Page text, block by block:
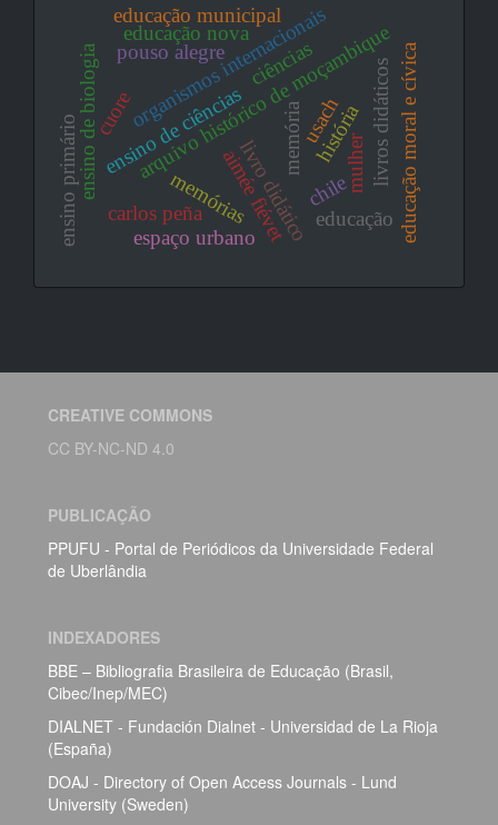
arquivo histórico de moçambique
história
memória
ensino de ciências
ensino de biologia livros didáticos
organismos internacionais
educação municipal
educação moral e cívica
livro didático
aimée fiévet mulher
ensino primário
educação nova
ciências
pouso alegre
memórias
carlos peña
chile
usach
cuore
educação
espaço urbano
CREATIVE COMMONS
CC BY-NC-ND 4.0
PUBLICAÇÃO
PPUFU - Portal de Periódicos da Universidade Federal
de Uberlândia
INDEXADORES
BBE – Bibliografia Brasileira de Educação (Brasil,
Cibec/Inep/MEC)
DIALNET - Fundación Dialnet - Universidad de La Rioja
(España)
DOAJ - Directory of Open Access Journals - Lund
University (Sweden)